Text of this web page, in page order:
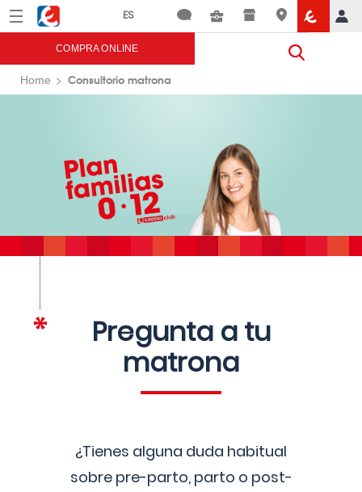
Menú Eroski
COMPRA ONLINE
Home Consultorio matrona
Pregunta a tu
matrona
¿Tienes alguna duda habitual
sobre pre-parto, parto o post-